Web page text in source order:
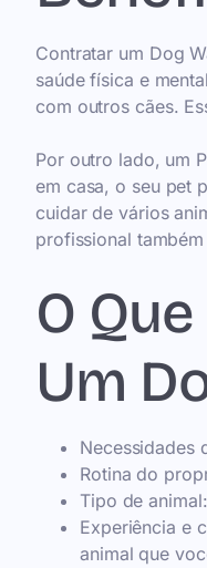
Contratar um Dog
saúde física e
com outros cães.
Por outro lado, um
em casa, o seu pet
cuidar de vários
profissional
O
Um
Necessidades
Rotina do
Tipo de
Experiência e
animal que